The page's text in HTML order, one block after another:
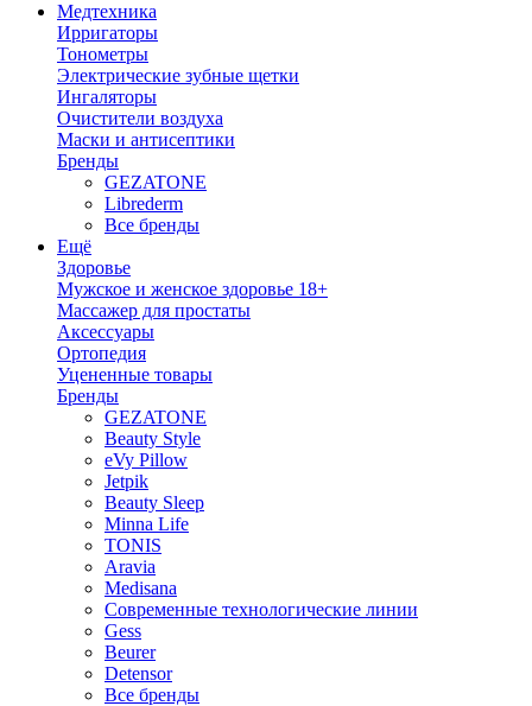
Медтехника
Ирригаторы
Тонометры
Электрические зубные щетки
Ингаляторы
Очистители воздуха
Маски и антисептики
Бренды
GEZATONE
Librederm
Все бренды
Ещё
Здоровье
Мужское и женское здоровье 18+
Массажер для простаты
Аксессуары
Ортопедия
Уцененные товары
Бренды
GEZATONE
Beauty Style
eVy Pillow
Jetpik
Beauty Sleep
Minna Life
TONIS
Aravia
Medisana
Современные технологические линии
Gess
Beurer
Detensor
Все бренды